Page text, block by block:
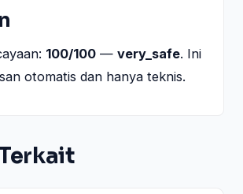
100/100 — very_safe. Ini
otomatis dan hanya teknis.